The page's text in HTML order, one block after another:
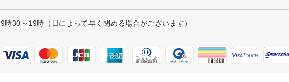
9時30～19時（日によって早く閉める場合がございます）